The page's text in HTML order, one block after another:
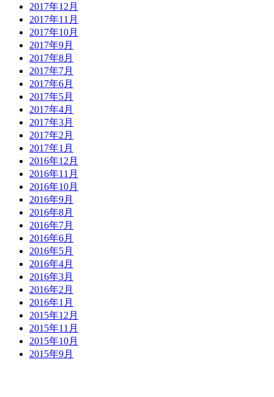
2017年12月
2017年11月
2017年10月
2017年9月
2017年8月
2017年7月
2017年6月
2017年5月
2017年4月
2017年3月
2017年2月
2017年1月
2016年12月
2016年11月
2016年10月
2016年9月
2016年8月
2016年7月
2016年6月
2016年5月
2016年4月
2016年3月
2016年2月
2016年1月
2015年12月
2015年11月
2015年10月
2015年9月